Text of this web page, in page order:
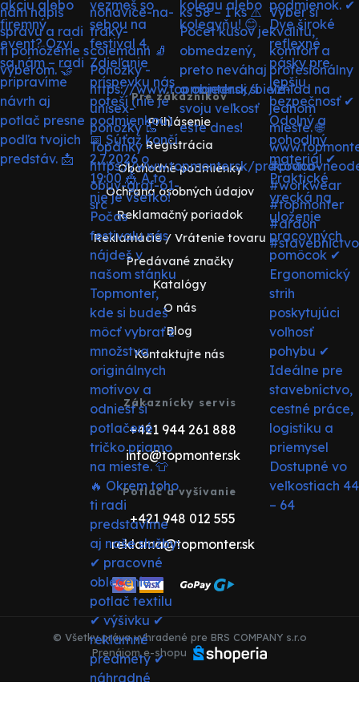
Pre zákazníkov
Prihlásenie
Registrácia
Obchodné podmienky
Ochrana osobných údajov
Reklamačný poriadok
Reklamácie / Vrátenie tovaru
Predávané značky
Katalógy
O nás
Blog
Kontaktujte nás
Zákaznícky servis
+421 944 261 888
info@topmonter.sk
Potlač a vyšívanie
+421 948 012 555
reklama@topmonter.sk
© Všetky práva vyhradené pre BRS COMPANY s.r.o
Prenájom e-shopu